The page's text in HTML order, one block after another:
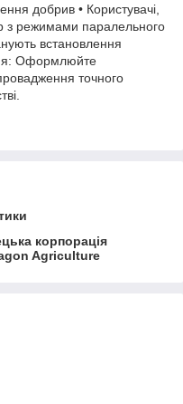
добрив • Користувачі,
з режимами паралельного
встановлення
Оформлюйте
точного
корпорація
Agriculture